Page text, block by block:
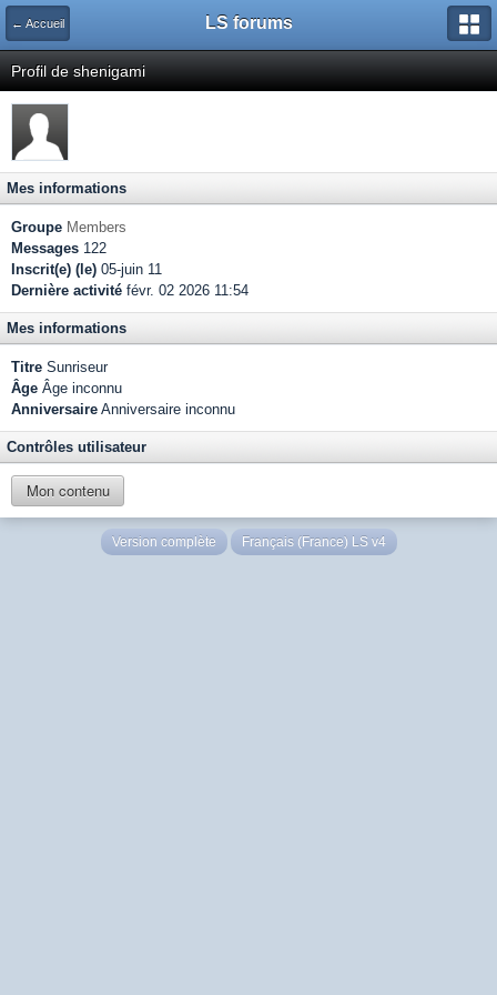
← Accueil LS forums
Profil de shenigami
Mes informations
Groupe Members
Messages 122
Inscrit(e) (le) 05-juin 11
Dernière activité févr. 02 2026 11:54
Mes informations
Titre Sunriseur
Âge Âge inconnu
Anniversaire Anniversaire inconnu
Contrôles utilisateur
Mon contenu
Version complète Français (France) LS v4